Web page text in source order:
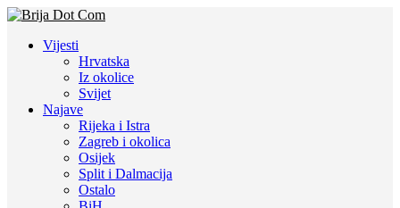
Vijesti
Hrvatska
Iz okolice
Svijet
Najave
Rijeka i Istra
Zagreb i okolica
Osijek
Split i Dalmacija
Ostalo